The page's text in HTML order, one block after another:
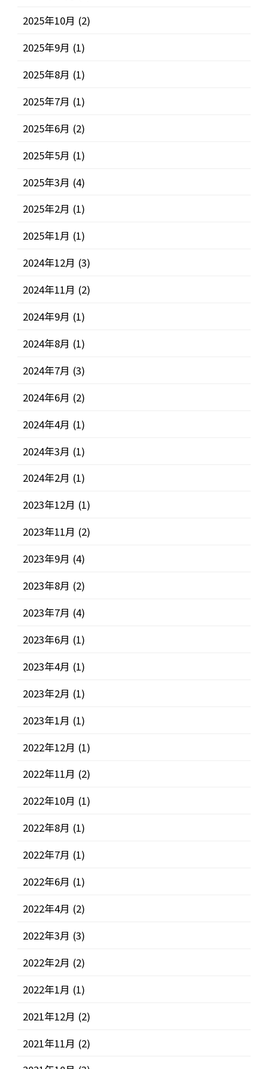
2025年10月 (2)
2025年9月 (1)
2025年8月 (1)
2025年7月 (1)
2025年6月 (2)
2025年5月 (1)
2025年3月 (4)
2025年2月 (1)
2025年1月 (1)
2024年12月 (3)
2024年11月 (2)
2024年9月 (1)
2024年8月 (1)
2024年7月 (3)
2024年6月 (2)
2024年4月 (1)
2024年3月 (1)
2024年2月 (1)
2023年12月 (1)
2023年11月 (2)
2023年9月 (4)
2023年8月 (2)
2023年7月 (4)
2023年6月 (1)
2023年4月 (1)
2023年2月 (1)
2023年1月 (1)
2022年12月 (1)
2022年11月 (2)
2022年10月 (1)
2022年8月 (1)
2022年7月 (1)
2022年6月 (1)
2022年4月 (2)
2022年3月 (3)
2022年2月 (2)
2022年1月 (1)
2021年12月 (2)
2021年11月 (2)